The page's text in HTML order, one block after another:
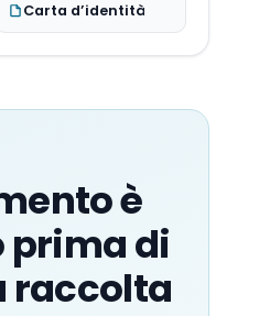
Carta d’identità
è
di
raccolta